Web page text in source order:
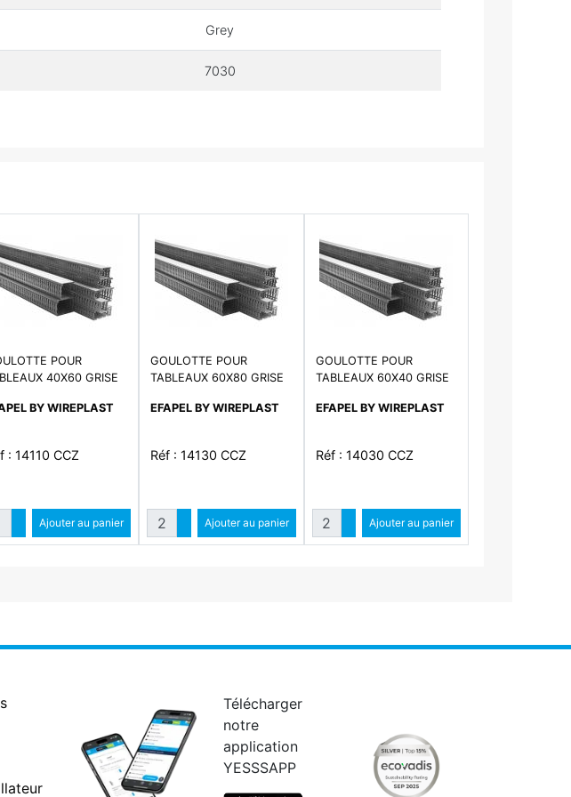
Grey
7030
POUR
40X60 GRISE
BY WIREPLAST
: 14110 CCZ
Augmenter quantité
Diminuer quantité
Ajouter au panier
GOULOTTE POUR
TABLEAUX 60X80 GRISE
EFAPEL BY WIREPLAST
Réf : 14130 CCZ
QuantitéAugmenter quantité
Diminuer quantité
Ajouter au panier
GOULOTTE POUR
TABLEAUX 60X40 GRISE
EFAPEL BY WIREPLAST
Réf : 14030 CCZ
QuantitéAugmenter quantité
Diminuer quantité
Ajouter au panier
Télécharger
notre
application
YESSSAPP